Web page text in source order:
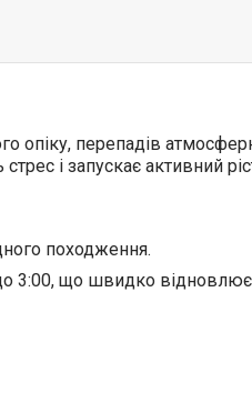
опіку, перепадів
і запускає активний
походження.
3:00, що швидко відновлює